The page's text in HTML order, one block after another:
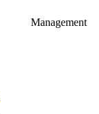
Management